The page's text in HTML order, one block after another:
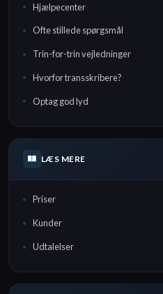
Hjælpecenter
Ofte stillede spørgsmål
Trin-for-trin vejledninger
Hvorfor transskribere?
Optag god lyd
LÆS MERE
Priser
Kunder
Udtalelser